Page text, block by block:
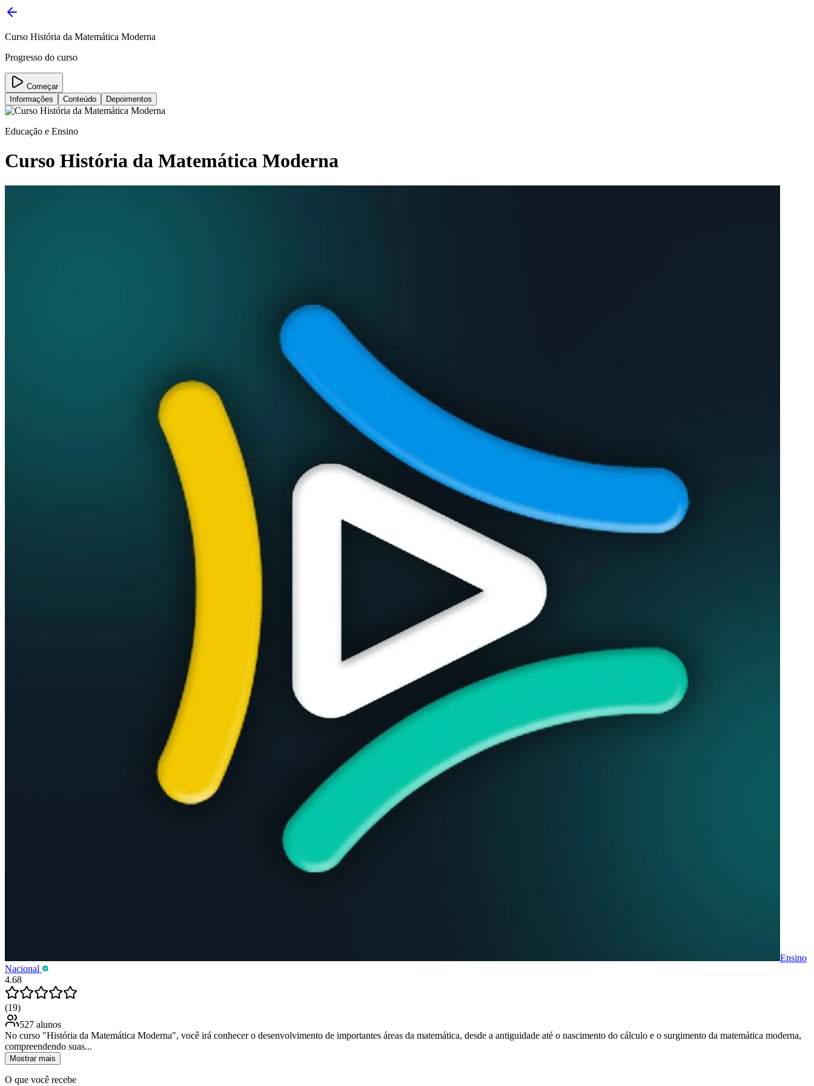
Curso História da Matemática Moderna
Progresso do curso
Começar
Informações
Conteúdo Depoimentos
Educação e Ensino
Curso História da Matemática Moderna
Ensino
Nacional
4.68
(19)
527 alunos
No curso "História da Matemática Moderna", você irá conhecer o desenvolvimento de importantes áreas da matemática, desde a antiguidade até o nascimento do cálculo e o surgimento da matemática moderna,
compreendendo suas...
Mostrar mais
O que você recebe